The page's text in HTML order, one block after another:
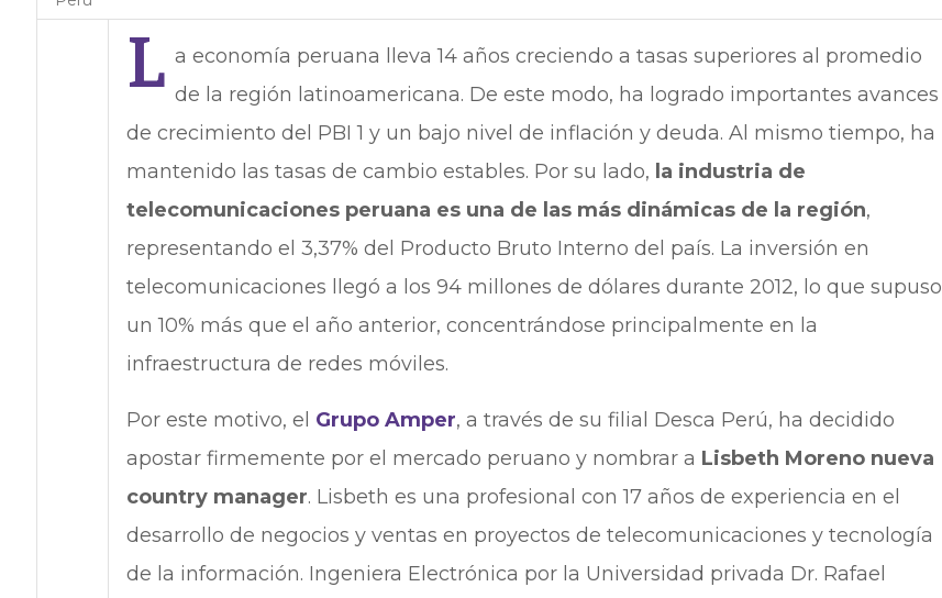
L a economía peruana lleva 14 años creciendo a tasas superiores al promedio
de la región latinoamericana. De este modo, ha logrado importantes avances
de crecimiento del PBI 1 y un bajo nivel de inflación y deuda. Al mismo tiempo, ha
mantenido las tasas de cambio estables. Por su lado, la industria de
telecomunicaciones peruana es una de las más dinámicas de la región,
representando el 3,37% del Producto Bruto Interno del país. La inversión en
telecomunicaciones llegó a los 94 millones de dólares durante 2012, lo que supuso
un 10% más que el año anterior, concentrándose principalmente en la
infraestructura de redes móviles.
Por este motivo, el Grupo Amper, a través de su filial Desca Perú, ha decidido
apostar firmemente por el mercado peruano y nombrar a Lisbeth Moreno nueva
country manager. Lisbeth es una profesional con 17 años de experiencia en el
desarrollo de negocios y ventas en proyectos de telecomunicaciones y tecnología
de la información. Ingeniera Electrónica por la Universidad privada Dr. Rafael